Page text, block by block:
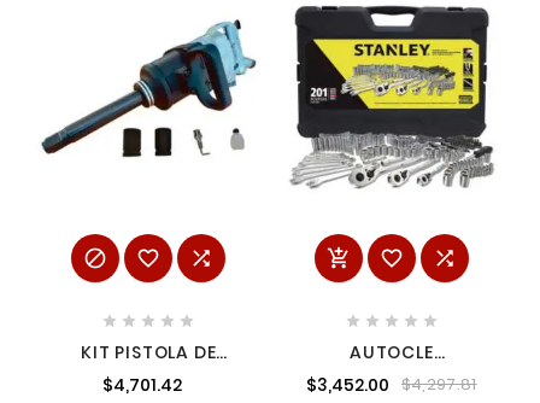
  
    
KIT PISTOLA DE
IMPACTO 1 PULGADA
4200 RPM CON 2
$4,701.42
  
    
AUTOCLE
MECÁNICAS ESTUCHE
$3,452.00 $4,297.81